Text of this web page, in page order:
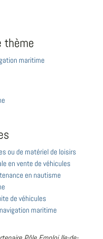
thème
maritime
ou de matériel de loisirs
en vente de véhicules
en nautisme
de véhicules
maritime